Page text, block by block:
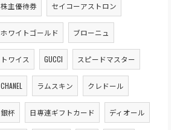
株主優待券 セイコーアストロン
ホワイトゴールド ブローニュ
トワイス GUCCI スピードマスター
CHANEL ラムスキン クレドール
銀杯 日専連ギフトカード ディオール